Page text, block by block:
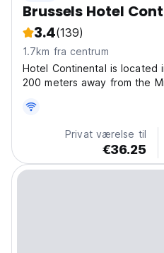
Brussels Hotel
3.4(139)
1.7km fra centrum
Hotel Continental is located
200 meters away from the
station will lead you
european headquarter and
Privat værelse til
€36.25